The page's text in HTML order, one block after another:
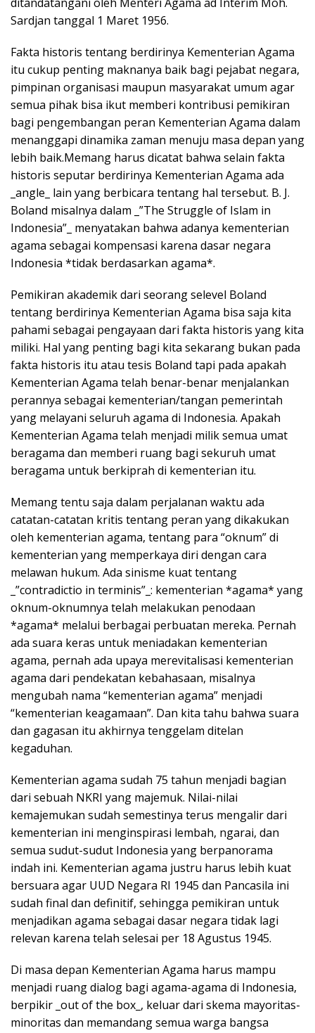
ditandatangani oleh Menteri Agama ad Interim Moh.
Sardjan tanggal 1 Maret 1956.
Fakta historis tentang berdirinya Kementerian Agama
itu cukup penting maknanya baik bagi pejabat negara,
pimpinan organisasi maupun masyarakat umum agar
semua pihak bisa ikut memberi kontribusi pemikiran
bagi pengembangan peran Kementerian Agama dalam
menanggapi dinamika zaman menuju masa depan yang
lebih baik.Memang harus dicatat bahwa selain fakta
historis seputar berdirinya Kementerian Agama ada
_angle_ lain yang berbicara tentang hal tersebut. B. J.
Boland misalnya dalam _”The Struggle of Islam in
Indonesia”_ menyatakan bahwa adanya kementerian
agama sebagai kompensasi karena dasar negara
Indonesia *tidak berdasarkan agama*.
Pemikiran akademik dari seorang selevel Boland
tentang berdirinya Kementerian Agama bisa saja kita
pahami sebagai pengayaan dari fakta historis yang kita
miliki. Hal yang penting bagi kita sekarang bukan pada
fakta historis itu atau tesis Boland tapi pada apakah
Kementerian Agama telah benar-benar menjalankan
perannya sebagai kementerian/tangan pemerintah
yang melayani seluruh agama di Indonesia. Apakah
Kementerian Agama telah menjadi milik semua umat
beragama dan memberi ruang bagi sekuruh umat
beragama untuk berkiprah di kementerian itu.
Memang tentu saja dalam perjalanan waktu ada
catatan-catatan kritis tentang peran yang dikakukan
oleh kementerian agama, tentang para “oknum” di
kementerian yang memperkaya diri dengan cara
melawan hukum. Ada sinisme kuat tentang
_”contradictio in terminis”_: kementerian *agama* yang
oknum-oknumnya telah melakukan penodaan
*agama* melalui berbagai perbuatan mereka. Pernah
ada suara keras untuk meniadakan kementerian
agama, pernah ada upaya merevitalisasi kementerian
agama dari pendekatan kebahasaan, misalnya
mengubah nama “kementerian agama” menjadi
“kementerian keagamaan”. Dan kita tahu bahwa suara
dan gagasan itu akhirnya tenggelam ditelan
kegaduhan.
Kementerian agama sudah 75 tahun menjadi bagian
dari sebuah NKRI yang majemuk. Nilai-nilai
kemajemukan sudah semestinya terus mengalir dari
kementerian ini menginspirasi lembah, ngarai, dan
semua sudut-sudut Indonesia yang berpanorama
indah ini. Kementerian agama justru harus lebih kuat
bersuara agar UUD Negara RI 1945 dan Pancasila ini
sudah final dan definitif, sehingga pemikiran untuk
menjadikan agama sebagai dasar negara tidak lagi
relevan karena telah selesai per 18 Agustus 1945.
Di masa depan Kementerian Agama harus mampu
menjadi ruang dialog bagi agama-agama di Indonesia,
berpikir _out of the box_, keluar dari skema mayoritas-
minoritas dan memandang semua warga bangsa